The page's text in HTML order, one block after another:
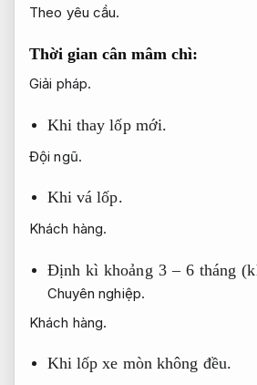
Theo yêu cầu.
Thời gian cân mâm chì:
Giải pháp.
Khi thay lốp mới.
Đội ngũ.
Khi vá lốp.
Khách hàng.
Định kì khoảng 3 – 6 tháng
Chuyên nghiệp.
Khách hàng.
Khi lốp xe mòn không đều.